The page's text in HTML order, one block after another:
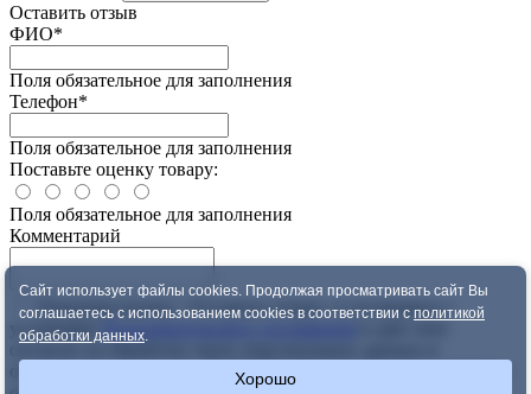
Оставить отзыв
ФИО*
Поля обязательное для заполнения
Телефон*
Поля обязательное для заполнения
Поставьте оценку товару:
Поля обязательное для заполнения
Комментарий
Нажимая кнопку «Оставить отзыв» я соглашаюсь с
условиямиПользовательского соглашения
согласие на обработку моих персональных данных в
соответствии с законом №152-ФЗ «О персональных данных»
Сайт использует файлы cookies. Продолжая просматривать сайт Вы
соглашаетесь с использованием cookies в соответствии с политикой
обработки данных.
Хорошо